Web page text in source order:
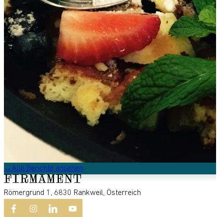
Alle Berichte ansehen
Römergrund 1, 6830 Rankweil, Österreich